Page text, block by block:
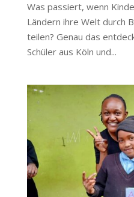
Was passiert, wenn
Ländern ihre Welt durch
teilen? Genau das
Schüler aus Köln und...